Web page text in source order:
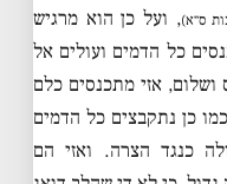
ס״א), ועל כן הוא מרגיש
כל הדמים ועולים אל
אזי מתכנסים כלם
כן נתקבצים כל הדמים
כנגד הצרה. ואזי הם